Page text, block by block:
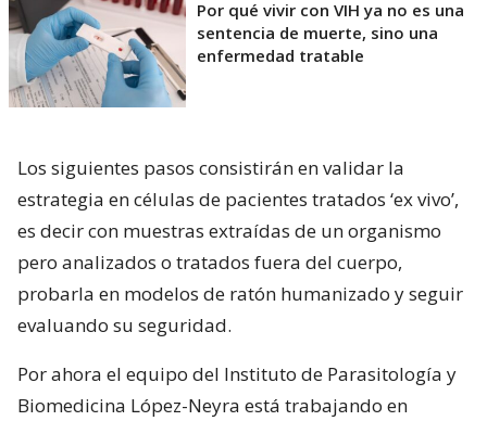
Por qué vivir con VIH ya no es una
sentencia de muerte, sino una
enfermedad tratable
Los siguientes pasos consistirán en validar la
estrategia en células de pacientes tratados ‘ex vivo’,
es decir con muestras extraídas de un organismo
pero analizados o tratados fuera del cuerpo,
probarla en modelos de ratón humanizado y seguir
evaluando su seguridad.
Por ahora el equipo del Instituto de Parasitología y
Biomedicina López-Neyra está trabajando en